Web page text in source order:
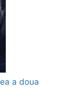
a doua